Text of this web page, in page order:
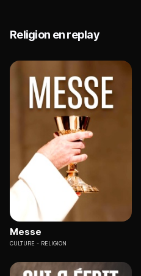
Religion en replay
Messe
CULTURE RELIGION